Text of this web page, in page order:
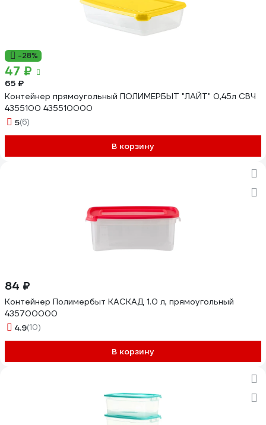
-28%
47 ₽
65 ₽
Контейнер прямоугольный ПОЛИМЕРБЫТ "ЛАЙТ" 0,45л СВЧ
4355100 435510000
5(6)
В корзину
84 ₽
Контейнер Полимербыт КАСКАД 1.0 л, прямоугольный
435700000
4.9(10)
В корзину